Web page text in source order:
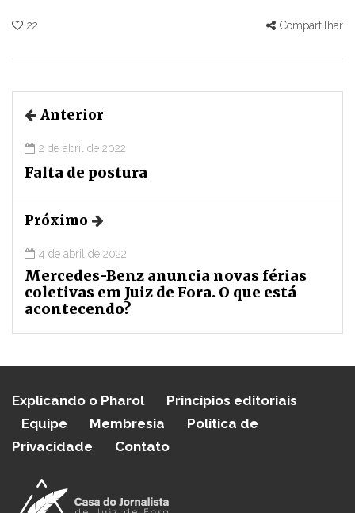
22 Compartilhar
Anterior
2 de abril de 2022
Falta de postura
Próximo
4 de abril de 2022
Mercedes-Benz anuncia novas férias
coletivas em Juiz de Fora. O que está
acontecendo?
Explicando o Pharol
Princípios editoriais
Equipe
Membresia
Política de
Privacidade
Contato